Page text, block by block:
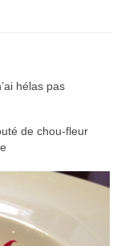
hélas pas
de chou-fleur